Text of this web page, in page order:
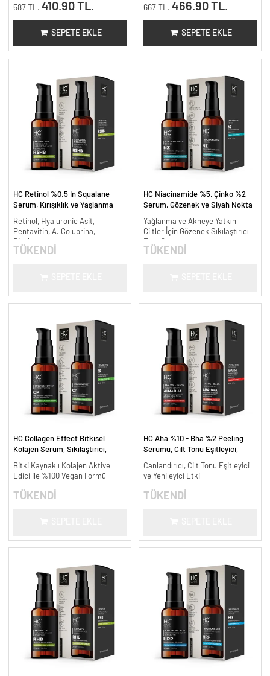
587 TL. 410.90 TL.
SEPETE EKLE
667 TL. 466.90 TL.
SEPETE EKLE
HC Retinol %0.5 In Squalane
Serum, Kırışıklık ve Yaşlanma
Retinol, Hyaluronic Asit,
Pentavitin, A. Colubrina,
TÜKENDİ
HC Niacinamide %5, Çinko %2
Serum, Gözenek ve Siyah Nokta
30 ml.
Yağlanma ve Akneye Yatkın
Ciltler İçin Gözenek Sıkılaştırıcı
TÜKENDİ
HC Collagen Effect Bitkisel
Kolajen Serum, Sıkılaştırıcı,
Bitki Kaynaklı Kolajen Aktive
Edici ile %100 Vegan Formül
TÜKENDİ
HC Aha %10 - Bha %2 Peeling
Serumu, Cilt Tonu Eşitleyici,
Canlandırıcı, Cilt Tonu Eşitleyici
ve Yenileyici Etki
TÜKENDİ